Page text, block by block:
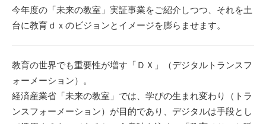
今年度の「未来の教室」実証事業をご紹介しつつ、それを土
台に教育ｄｘのビジョンとイメージを膨らませます。
教育の世界でも重要性が増す「ＤＸ」（デジタルトランスフ
ォーメーション）。
経済産業省「未来の教室」では、学びの生まれ変わり（トラ
ンスフォーメーション）が目的であり、デジタルは手段とし